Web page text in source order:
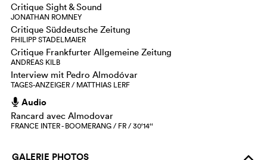
Critique Sight & Sound
JONATHAN ROMNEY
Critique Süddeutsche Zeitung
PHILIPP STADELMAIER
Critique Frankfurter Allgemeine Zeitung
ANDREAS KILB
Interview mit Pedro Almodóvar
TAGES-ANZEIGER / MATTHIAS LERF
h Audio
Rancard avec Almodovar
FRANCE INTER - BOOMERANG / FR / 30‘14‘‘
GALERIE PHOTOS